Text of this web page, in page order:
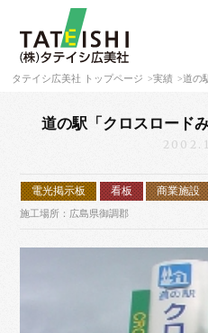
タテイシ広美社 トップページ 実績 道の
道の駅「クロスロード
電光掲示板 看板 商業施設
施工場所：広島県御調郡